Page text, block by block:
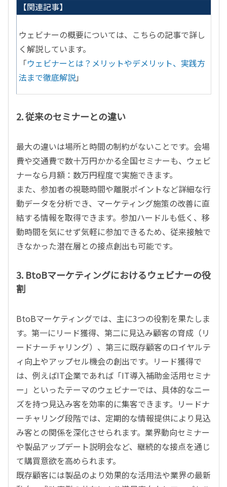
【関連記事】
ウェビナーの概要については、こちらの記事で詳し
く解説しています。
「ウェビナーとは？メリットやデメリット、実践方
法まで徹底解説」
2. 従来のセミナーとの違い
最大の違いは場所と時間の制約がないことです。会場
費や交通費で数十万円かかる全国セミナーも、ウェビ
ナーなら月額：数万円程度で実施できます。
また、参加者の視聴時間や離脱ポイントなど詳細な行
動データを分析でき、マーケティング施策の改善に直
結する情報を取得できます。参加ハードルも低く、移
動時間を気にせず気軽に参加できるため、従来接触で
きなかった潜在層との接点創出も可能です。
3. BtoBマーケティングにおけるウェビナーの役
割
BtoBマーケティングでは、主に3つの役割を果たしま
す。第一にリード獲得、第二に見込み顧客の育成（リ
ードナーチャリング）、第三に既存顧客のロイヤルテ
ィ向上やアップセル機会の創出です。リード獲得で
は、例えばIT企業であれば「IT導入補助金活用セミナ
ー」といったテーマのウェビナーでは、具体的なニー
ズを持つ見込み客を効率的に集客できます。リードナ
ーチャリング段階では、定期的な情報提供により見込
み客との関係を深化させられます。業界動向セミナー
や製品アップデート説明会など、継続的な接点を通じ
て購買意欲を高められます。
既存顧客には製品のより効果的な活用法や業界の最新